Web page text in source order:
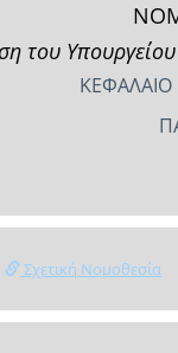
του Υπουργείου
ΚΕΦΑΛΑΙΟ
Σχετική Νομοθεσία